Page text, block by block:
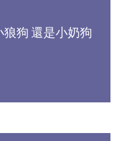
狗 還是小奶狗